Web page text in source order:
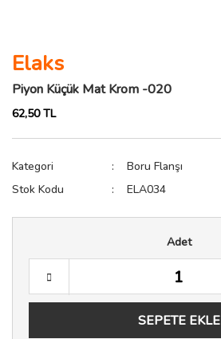
Elaks
Piyon Küçük Mat Krom -020
62,50 TL
Kategori
Boru Flanşı
Stok Kodu
ELA034
Adet
SEPETE EKLE